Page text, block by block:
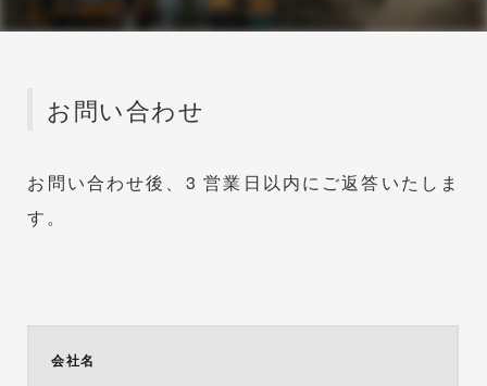
お問い合わせ
お問い合わせ後、3 営業日以内にご返答いたしま
す。
会社名